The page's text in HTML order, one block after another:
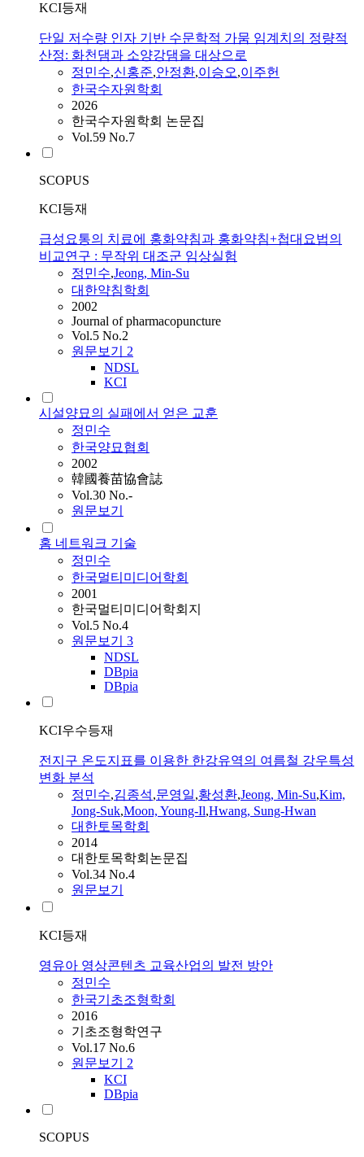
KCI등재
단일 저수량 인자 기반 수문학적 가뭄 임계치의 정량적
산정: 화천댐과 소양강댐을 대상으로
정민수,신홍준,안정환,이승오,이주헌
한국수자원학회
2026
한국수자원학회 논문집
Vol.59 No.7
SCOPUS
KCI등재
급성요통의 치료에 홍화약침과 홍화약침+첩대요법의
비교연구 : 무작위 대조군 임상실험
정민수,Jeong, Min-Su
대한약침학회
2002
Journal of pharmacopuncture
Vol.5 No.2
원문보기 2
NDSL
KCI
시설양묘의 실패에서 얻은 교훈
정민수
한국양묘협회
2002
韓國養苗協會誌
Vol.30 No.-
원문보기
홈 네트워크 기술
정민수
한국멀티미디어학회
2001
한국멀티미디어학회지
Vol.5 No.4
원문보기 3
NDSL
DBpia
DBpia
KCI우수등재
전지구 온도지표를 이용한 한강유역의 여름철 강우특성
변화 분석
정민수,김종석,문영일,황성환,Jeong, Min-Su,Kim,
Jong-Suk,Moon, Young-Il,Hwang, Sung-Hwan
대한토목학회
2014
대한토목학회논문집
Vol.34 No.4
원문보기
KCI등재
영유아 영상콘텐츠 교육산업의 발전 방안
정민수
한국기초조형학회
2016
기초조형학연구
Vol.17 No.6
원문보기 2
KCI
DBpia
SCOPUS